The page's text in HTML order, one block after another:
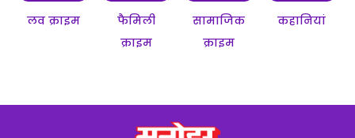
लव क्राइम
फैमिली
क्राइम
सामाजिक
क्राइम
कहानियां